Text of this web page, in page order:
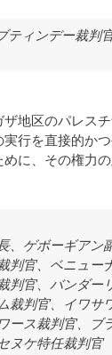
ティンデー裁判
地区のパレス
行を直接的か
に、その権力
、ゲボーギアン
判官、ベニュー
判官、バンダー
裁判官、イワサ
ース裁判官、ブ
ヌケ特任裁判官